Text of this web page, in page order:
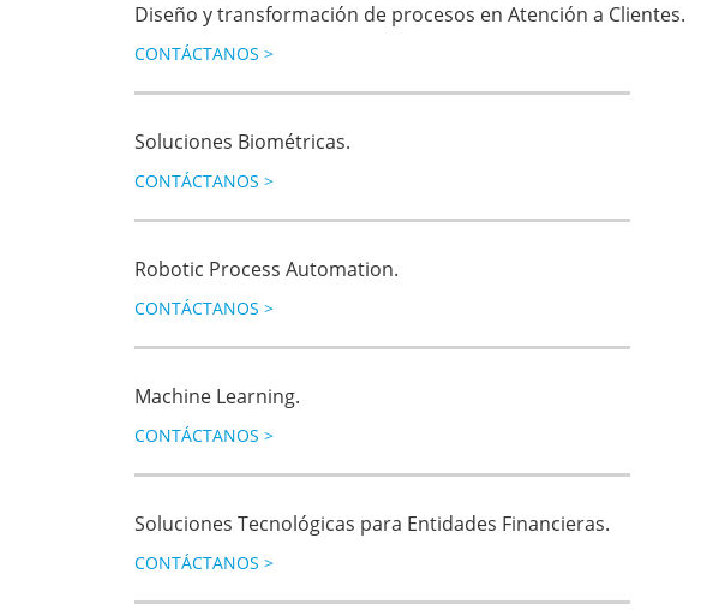
Diseño y transformación de procesos en Atención a Clientes.
CONTÁCTANOS >
Soluciones Biométricas.
CONTÁCTANOS >
Robotic Process Automation.
CONTÁCTANOS >
Machine Learning.
CONTÁCTANOS >
Soluciones Tecnológicas para Entidades Financieras.
CONTÁCTANOS >